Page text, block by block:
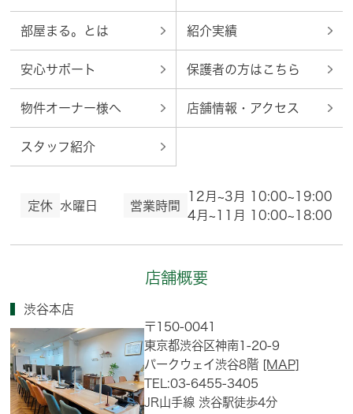
部屋まる。とは 紹介実績
安心サポート 保護者の方はこちら
物件オーナー様へ 店舗情報・アクセス
スタッフ紹介
定休 水曜日 営業時間
12月~3月 10:00~19:00
4月~11月 10:00~18:00
店舗概要
渋谷本店
〒150-0041
東京都渋谷区神南1-20-9
パークウェイ渋谷8階 [MAP]
TEL:03-6455-3405
JR山手線 渋谷駅徒歩4分